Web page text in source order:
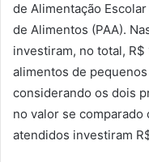
de Alimentação
de Alimentos (PAA).
investiram, no total,
alimentos de
considerando os dois
no valor se comparado
atendidos investiram